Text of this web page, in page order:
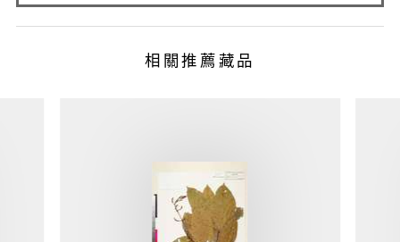
相關推薦藏品